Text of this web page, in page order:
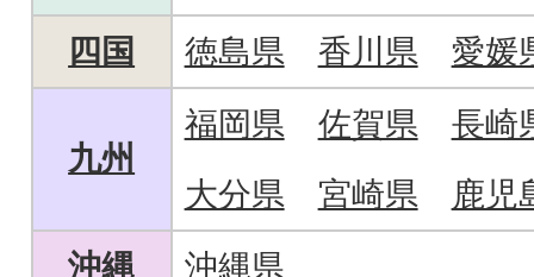
四国
徳島県 香川県 愛媛
九州
福岡県 佐賀県
長崎
大分県
宮崎県
鹿児
沖縄
沖縄県